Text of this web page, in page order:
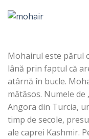
Mohairul este părul
lână prin faptul că
atârnă în bucle.
mătăsos. Numele
Angora din Turcia,
timp de secole,
ale caprei Kashmir.